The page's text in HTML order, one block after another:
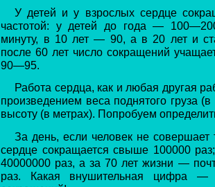
У детей и у взрослых сердце
частотой: у детей до года —
минуту, в 10 лет — 90, а в 20 лет и
после 60 лет число сокращений
90—95.
Работа сердца, как и любая другая
произведением веса поднятого груза
высоту (в метрах). Попробуем
За день, если человек не совершает
сердце сокращается свыше 100000
40000000 раз, а за 70 лет жизни —
раз. Какая внушительная цифра —